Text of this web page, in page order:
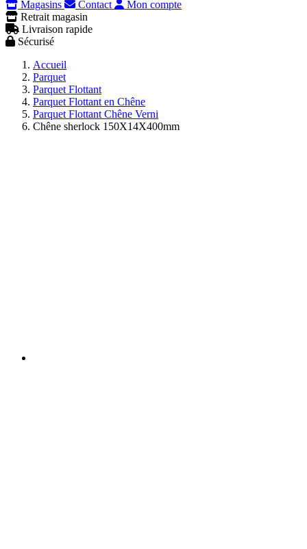
Magasins
Contact
Mon compte
Retrait magasin
Livraison rapide
Sécurisé
Accueil
Parquet
Parquet Flottant
Parquet Flottant en Chêne
Parquet Flottant Chêne Verni
Chêne sherlock 150X14X400mm